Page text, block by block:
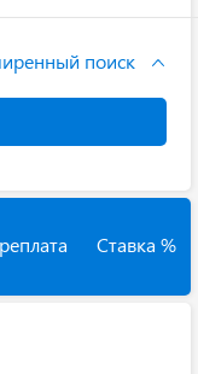
поиск
Ставка %